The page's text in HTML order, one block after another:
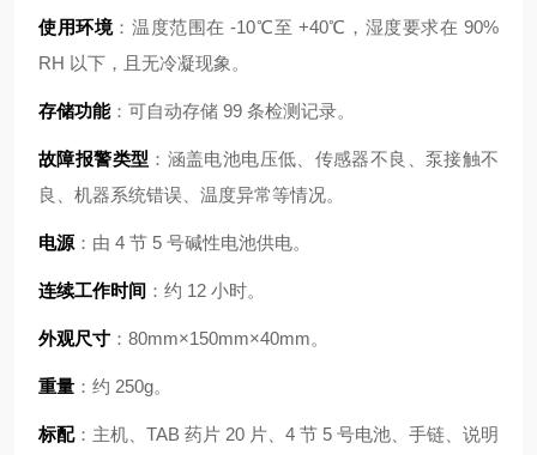
使用环境：温度范围在 -10℃至 +40℃，湿度要求在 90%
RH 以下，且无冷凝现象。
存储功能：可自动存储 99 条检测记录。
故障报警类型 ：涵盖电池电压低、传感器不良、泵接触不
良、机器系统错误、温度异常等情况。
电源 ：由 4 节 5 号碱性电池供电。
连续工作时间 ：约 12 小时。
外观尺寸 ：80mm×150mm×40mm。
重量 ：约 250g。
标配：主机、TAB 药片 20 片、4 节 5 号电池、手链、说明